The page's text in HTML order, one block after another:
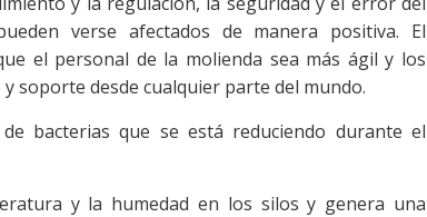
verse afectados de manera positiva. El
el personal de la molienda sea más ágil y los
soporte desde cualquier parte del mundo.
bacterias que se está reduciendo durante el
y la humedad en los silos y genera una